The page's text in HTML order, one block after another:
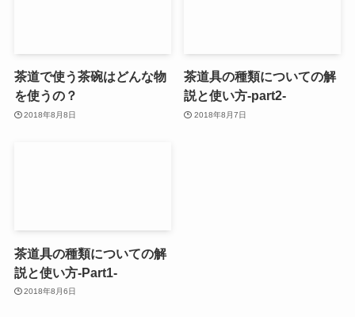
茶道で使う茶碗はどんな物
を使うの？
2018年8月8日
茶道具の種類についての解
説と使い方-part2-
2018年8月7日
茶道具の種類についての解
説と使い方-Part1-
2018年8月6日